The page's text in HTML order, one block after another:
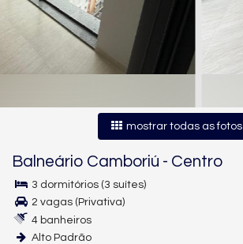
mostrar todas as fotos
Balneário Camboriú - Centro
3 dormitórios (3 suítes)
2 vagas (Privativa)
4 banheiros
Alto Padrão